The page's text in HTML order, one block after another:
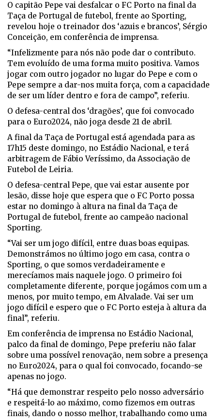
O capitão Pepe vai desfalcar o FC Porto na final da
Taça de Portugal de futebol, frente ao Sporting,
revelou hoje o treinador dos ‘azuis e brancos’, Sérgio
Conceição, em conferência de imprensa.
“Infelizmente para nós não pode dar o contributo.
Tem evoluído de uma forma muito positiva. Vamos
jogar com outro jogador no lugar do Pepe e com o
Pepe sempre a dar-nos muita força, com a capacidade
de ser um líder dentro e fora de campo”, referiu.
O defesa-central dos ‘dragões’, que foi convocado
para o Euro2024, não joga desde 21 de abril.
A final da Taça de Portugal está agendada para as
17h15 deste domingo, no Estádio Nacional, e terá
arbitragem de Fábio Veríssimo, da Associação de
Futebol de Leiria.
O defesa-central Pepe, que vai estar ausente por
lesão, disse hoje que espera que o FC Porto possa
estar no domingo à altura na final da Taça de
Portugal de futebol, frente ao campeão nacional
Sporting.
“Vai ser um jogo difícil, entre duas boas equipas.
Demonstrámos no último jogo em casa, contra o
Sporting, o que somos verdadeiramente e
merecíamos mais naquele jogo. O primeiro foi
completamente diferente, porque jogámos com um a
menos, por muito tempo, em Alvalade. Vai ser um
jogo difícil e espero que o FC Porto esteja à altura da
final”, referiu.
Em conferência de imprensa no Estádio Nacional,
palco da final de domingo, Pepe preferiu não falar
sobre uma possível renovação, nem sobre a presença
no Euro2024, para o qual foi convocado, focando-se
apenas no jogo.
“Há que demonstrar respeito pelo nosso adversário
e respeitá-lo ao máximo, como fizemos em outras
finais, dando o nosso melhor, trabalhando como uma